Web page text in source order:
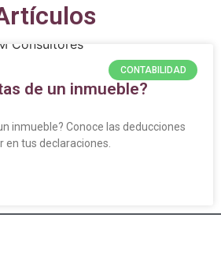
CONTABILIDAD
de un inmueble?
inmueble? Conoce las deducciones
tus declaraciones.